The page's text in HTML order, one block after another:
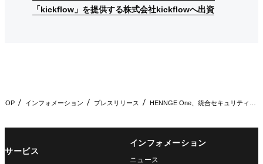
「kickflow」を提供する株式会社kickflowへ出資
「kickflow」を提供する株式会社kickflowへ出資
「kickflow」を提供する株式会社kickflowへ出資
TOP インフォメーション プレスリリース
サービス
インフォメーション
ニュース